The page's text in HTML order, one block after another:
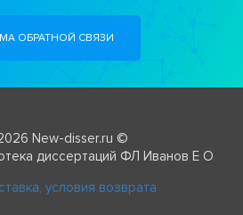
ОБРАТНОЙ СВЯЗИ
New-disser.ru ©
диссертаций ФЛ Иванов Е О
условия возврата